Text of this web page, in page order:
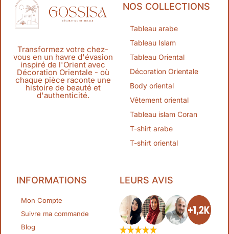
Transformez votre chez-
vous en un havre d'évasion
inspiré de l'Orient avec
Décoration Orientale - où
chaque pièce raconte une
histoire de beauté et
d'authenticité.
NOS COLLECTIONS
Tableau arabe
Tableau Islam
Tableau Oriental
Décoration Orientale
Body oriental
Vêtement oriental
Tableau islam Coran
T-shirt arabe
T-shirt oriental
INFORMATIONS
Mon Compte
Suivre ma commande
Blog
LEURS AVIS